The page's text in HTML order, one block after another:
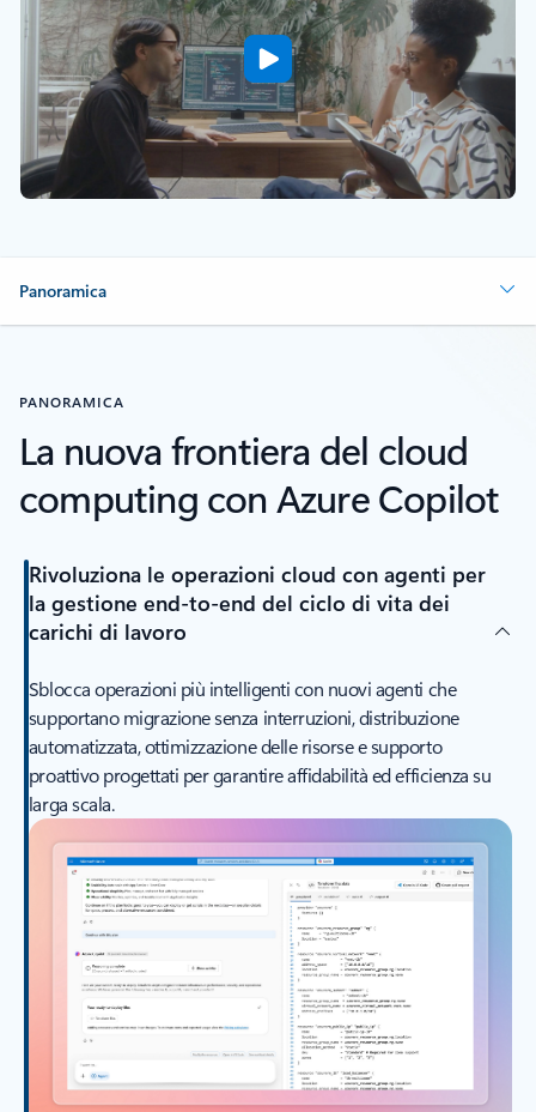
Panoramica
PANORAMICA
La nuova frontiera del cloud
computing con Azure Copilot
Rivoluziona le operazioni cloud con agenti per
la gestione end-to-end del ciclo di vita dei
carichi di lavoro
Sblocca operazioni più intelligenti con nuovi agenti che
supportano migrazione senza interruzioni, distribuzione
automatizzata, ottimizzazione delle risorse e supporto
proattivo progettati per garantire affidabilità ed efficienza su
larga scala.